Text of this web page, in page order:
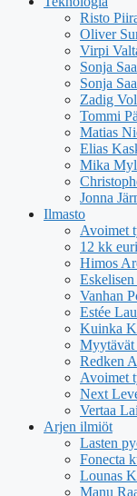
Risto
Oliver
Virpi
Sonja
Sonja
Zadig
Tommi
Matias
Elias
Mika
Jonna
Ilmasto
Avoimet
12 kk
Himos
Vanhan
Estée
Kuinka
Myytävät
Redken
Avoimet
Next
Vertaa
Arjen ilmiöt
Lasten
Fonecta
Lounas
Manu